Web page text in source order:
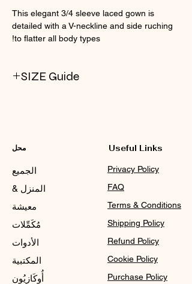
This elegant 3/4 sleeve laced gown is
detailed with a V-neckline and side ruching
to flatter all body types!
SIZE Guide
محل
الجميع
المنزل &
معيشة
مُكَمِّلات
الأدوات
المكتبية
أُوكَازيُون
Useful Links
Privacy Policy
FAQ
Terms & Conditions
Shipping Policy
Refund Policy
Cookie Policy
Purchase Policy